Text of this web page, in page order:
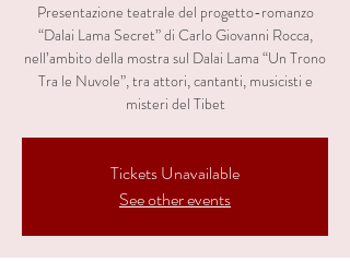
Presentazione teatrale del progetto-romanzo
“Dalai Lama Secret” di Carlo Giovanni Rocca,
nell’ambito della mostra sul Dalai Lama “Un Trono
Tra le Nuvole”, tra attori, cantanti, musicisti e
misteri del Tibet
Tickets Unavailable
See other events